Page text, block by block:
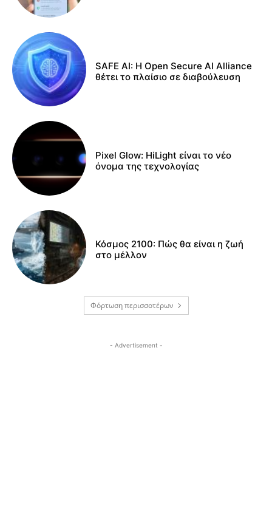
SAFE AI: Η Open Secure AI Alliance
θέτει το πλαίσιο σε διαβούλευση
Pixel Glow: HiLight είναι το νέο
όνομα της τεχνολογίας
Κόσμος 2100: Πώς θα είναι η ζωή
στο μέλλον
Φόρτωση περισσοτέρων
- Advertisement -